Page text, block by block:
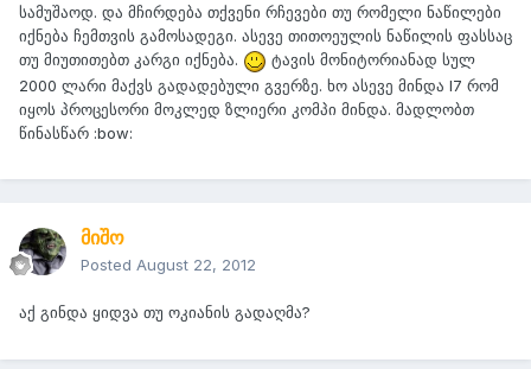
სამუშაოდ. და მჩირდება თქვენი რჩევები თუ რომელი ნაწილები
იქნება ჩემთვის გამოსადეგი. ასევე თითოეულის ნაწილის ფასსაც
თუ მიუთითებთ კარგი იქნება.
ტავის მონიტორიანად სულ
2000 ლარი მაქვს გადადებული გვერზე. ხო ასევე მინდა I7 რომ
იყოს პროცესორი მოკლედ ზლიერი კომპი მინდა. მადლობთ
წინასწარ :bow:
მიშო
Posted August 22, 2012
აქ გინდა ყიდვა თუ ოკიანის გადაღმა?